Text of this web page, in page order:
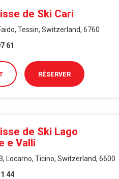
de Ski Cari
Tessin, Switzerland, 6760
61
RÉSERVER
de Ski Lago
e Valli
Locarno, Ticino, Switzerland, 6600
44